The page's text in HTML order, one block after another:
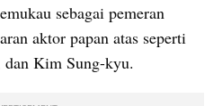
sebagai pemeran
aktor papan atas seperti
dan Kim Sung-kyu.